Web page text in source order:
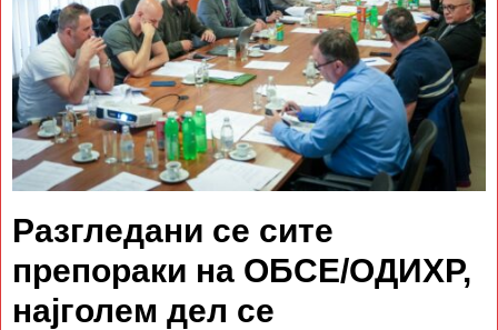
Разгледани се сите
препораки на ОБСЕ/ОДИХР,
најголем дел се